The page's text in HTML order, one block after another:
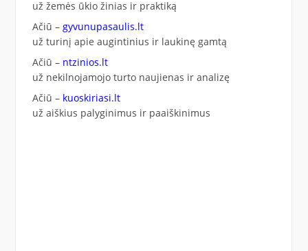
už žemės ūkio žinias ir praktiką
Ačiū – gyvunupasaulis.lt
už turinį apie augintinius ir laukinę gamtą
Ačiū – ntzinios.lt
už nekilnojamojo turto naujienas ir analizę
Ačiū – kuoskiriasi.lt
už aiškius palyginimus ir paaiškinimus